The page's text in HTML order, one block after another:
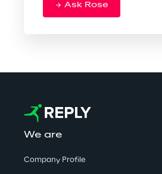
Ask Rose
We are
Company Profile